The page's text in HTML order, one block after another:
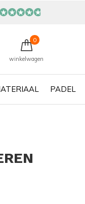
PADEL
winkelwagen
0